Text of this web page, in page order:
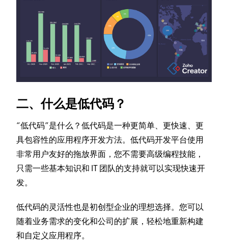
二、什么是低代码？
“低代码”是什么？低代码是一种更简单、更快速、更
具包容性的应用程序开发方法。低代码开发平台使用
非常用户友好的拖放界面，您不需要高级编程技能，
只需一些基本知识和 IT 团队的支持就可以实现快速开
发。
低代码的灵活性也是初创型企业的理想选择。您可以
随着业务需求的变化和公司的扩展，轻松地重新构建
和自定义应用程序。